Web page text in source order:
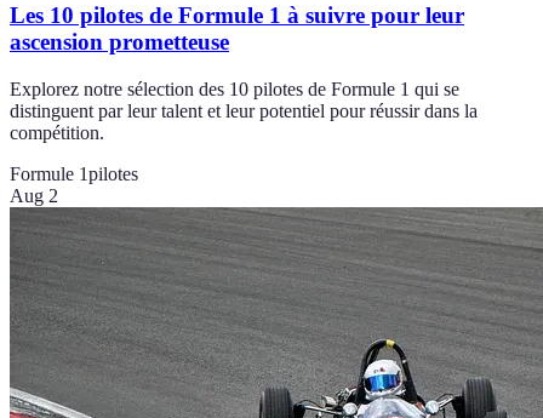
Les 10 pilotes de Formule 1 à suivre pour leur
ascension prometteuse
Explorez notre sélection des 10 pilotes de Formule 1 qui se
distinguent par leur talent et leur potentiel pour réussir dans la
compétition.
Formule 1pilotes
Aug 2